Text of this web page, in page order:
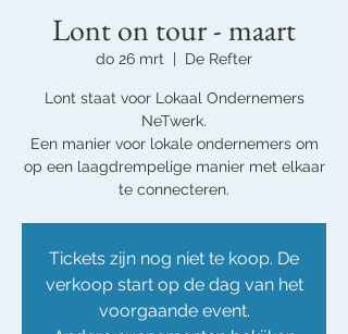
Lont on tour - maart
do 26 mrt
  |
De Refter
Lont staat voor Lokaal Ondernemers
NeTwerk.
Een manier voor lokale ondernemers om
op een laagdrempelige manier met elkaar
te connecteren.
Tickets zijn nog niet te koop. De
verkoop start op de dag van het
voorgaande event.